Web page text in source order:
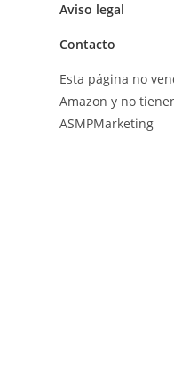
Aviso legal
Contacto
Esta página no
Amazon y no
ASMPMarketing